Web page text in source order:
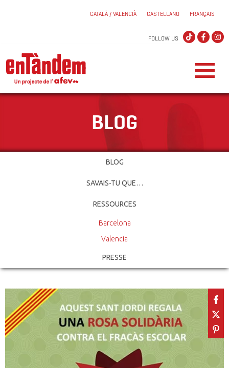
CATALÀ / VALENCIÀ CASTELLANO FRANÇAIS
FOLLOW US
BLOG
BLOG
SAVAIS-TU QUE…
RESSOURCES
Barcelona
Valencia
PRESSE